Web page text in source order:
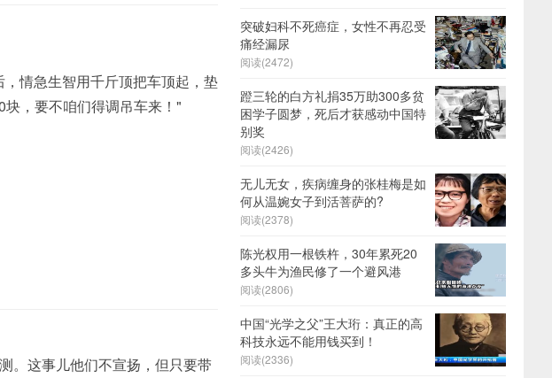
情急生智用千斤顶把车顶起，垫
，要不咱们得调吊车来！"
。这事儿他们不宣扬，但只要带
突破妇科不死癌症，女性不再忍受
痛经漏尿
阅读(2472)
蹬三轮的白方礼捐35万助300多贫
困学子圆梦，死后才获感动中国特
别奖
阅读(2426)
无儿无女，疾病缠身的张桂梅是如
何从温婉女子到活菩萨的?
阅读(2378)
陈光权用一根铁杵，30年累死20
多头牛为渔民修了一个避风港
阅读(2806)
中国“光学之父”王大珩：真正的高
科技永远不能用钱买到！
阅读(2336)